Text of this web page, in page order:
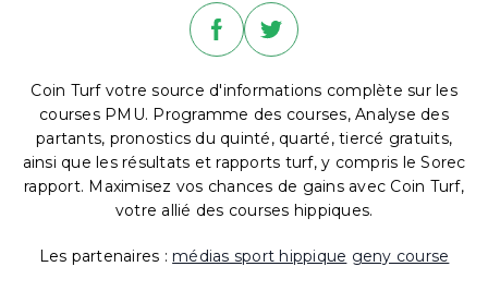
Coin Turf votre source d'informations complète sur les
courses PMU. Programme des courses, Analyse des
partants, pronostics du quinté, quarté, tiercé gratuits,
ainsi que les résultats et rapports turf, y compris le Sorec
rapport. Maximisez vos chances de gains avec Coin Turf,
votre allié des courses hippiques.
Les partenaires : médias sport hippique geny course